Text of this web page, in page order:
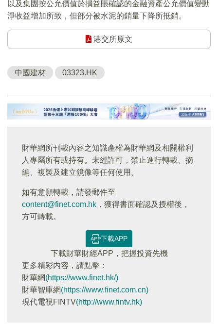
以及集團按公允價值於損益賬確認的金融資產公允價值變動
淨收益增加所致，但部分被水泥的銷量下降所抵銷。
港交所原文
中國建材 03323.HK
財華網所刊載內容之知識產權為財華網及相關權利
人專屬所有或持有。未經許可，禁止進行轉載、摘
編、複製及建立鏡像等任何使用。
如有意願轉載，請發郵件至
content@finet.com.hk ，獲得書面確認及授權後，
方可轉載。
下載APP
下載財華財經APP，把握投資先機
更多精彩内容，請點擊：
財華網(https://www.finet.hk/)
財華智庫網(https://www.finet.com.cn)
現代電視FINTV(http://www.fintv.hk)